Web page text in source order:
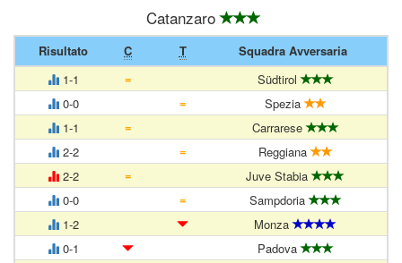
Catanzaro
Risultato C T
Squadra Avversaria
1-1
=
Südtirol
0-0
=
Spezia
1-1
=
Carrarese
2-2
=
Reggiana
2-2
=
Juve Stabia
0-0
=
Sampdoria
1-2
Monza
0-1
Padova